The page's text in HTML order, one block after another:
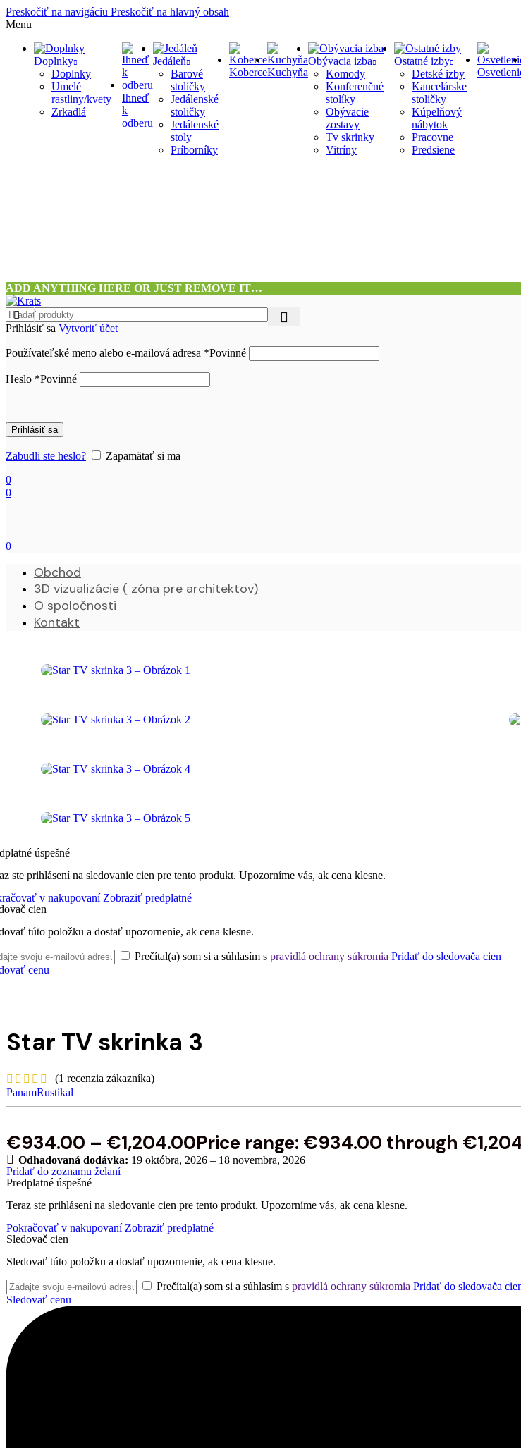
Preskočiť na navigáciu Preskočiť na hlavný obsah
Menu
Doplnky
Doplnky
Umelé
rastliny/kvety
Zrkadlá
Ihneď
k
odberu
Jedáleň
Barové
stoličky
Jedálenské
stoličky
Jedálenské
stoly
Príborníky
KoberceKuchyňa
Obývacia izba
Komody
Konferenčné
stolíky
Obývacie
zostavy
Tv skrinky
Vitríny
Ostatné izby
Detské izby
Kancelárske
stoličky
Kúpelňový
nábytok
Pracovne
Predsiene
ADD ANYTHING HERE OR JUST REMOVE IT…
Prihlásiť sa Vytvoriť účet
Používateľské meno alebo e-mailová adresa *Povinné
Heslo *Povinné
Prihlásiť sa
Zabudli ste heslo?
Zapamätať si ma
0
0
0
Obchod
3D vizualizácie ( zóna pre architektov)
O spoločnosti
Kontakt
úspešné
ste prihlásení na sledovanie cien pre tento produkt. Upozorníme vás, ak cena klesne.
v nakupovaní Zobraziť predplatné
cien
túto položku a dostať upozornenie, ak cena klesne.
Prečítal(a) som si a súhlasím s pravidlá ochrany súkromia Pridať do sledovača cien
cenu
Star TV skrinka 3
(1 recenzia zákazníka)
PanamRustikal
€934.00 – €1,204.00Price range: €934.00 through
Odhadovaná dodávka: 19 októbra, 2026 – 18 novembra, 2026
Pridať do zoznamu želaní
Predplatné úspešné
Teraz ste prihlásení na sledovanie cien pre tento produkt. Upozorníme vás, ak cena klesne.
Pokračovať v nakupovaní Zobraziť predplatné
Sledovač cien
Sledovať túto položku a dostať upozornenie, ak cena klesne.
Prečítal(a) som si a súhlasím s pravidlá ochrany súkromia Pridať do sledovača
Sledovať cenu